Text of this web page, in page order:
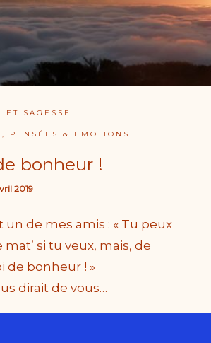
ET SAGESSE
PENSÉES & EMOTIONS
bonheur !
2019
un de mes amis : « Tu peux
mat’ si tu veux, mais, de
de bonheur ! »
dirait de vous…